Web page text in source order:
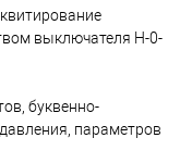
выключателя H-0-
буквенно-
параметров